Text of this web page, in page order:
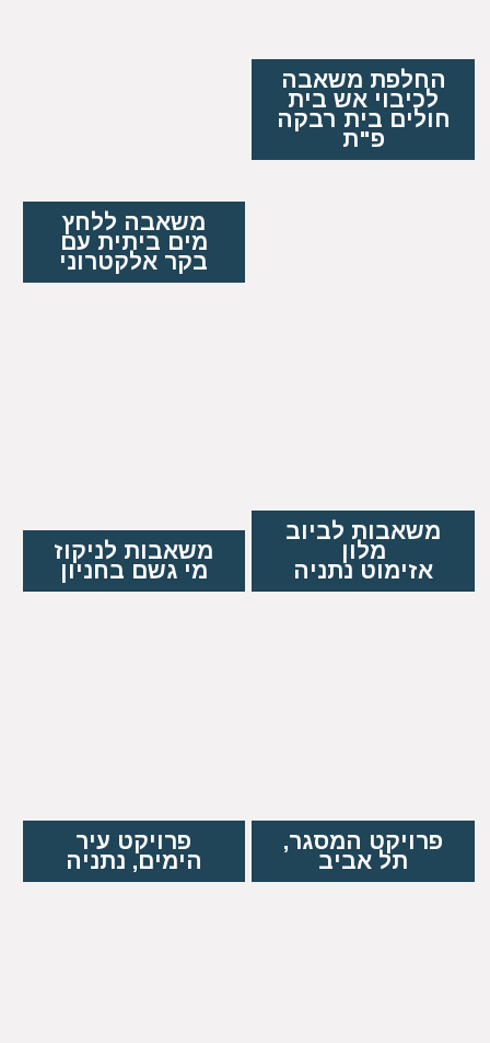
החלפת משאבה
לכיבוי אש בית
חולים בית רבקה
פ"ת
משאבה ללחץ
מים ביתית עם
בקר אלקטרוני
משאבות לביוב
מלון
אזימוט נתניה
משאבות לניקוז
מי גשם בחניון
פרויקט המסגר,
תל אביב
פרויקט עיר
הימים, נתניה